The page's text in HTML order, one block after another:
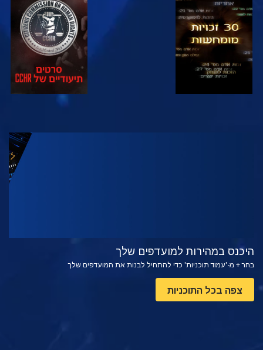
צפה צפה
בדוק את הסדרה
היכנס במהירות למועדפים שלך
בחר + מ-'עמוד תוכניות' כדי להתחיל לבנות את המועדפים שלך
צפה בכל התוכניות